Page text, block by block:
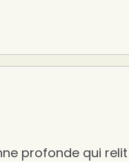
profonde qui relit